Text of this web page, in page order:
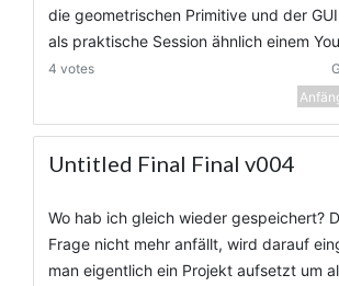
die geometrischen Primitive und der
als praktische Session ähnlich einem
4 votes
Untitled Final Final v004
Wo hab ich gleich wieder gespeichert?
Frage nicht mehr anfällt, wird darauf
man eigentlich ein Projekt aufsetzt um